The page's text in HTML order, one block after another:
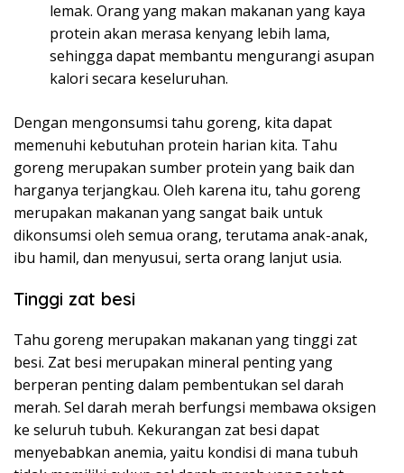
lemak. Orang yang makan makanan yang kaya
protein akan merasa kenyang lebih lama,
sehingga dapat membantu mengurangi asupan
kalori secara keseluruhan.
Dengan mengonsumsi tahu goreng, kita dapat
memenuhi kebutuhan protein harian kita. Tahu
goreng merupakan sumber protein yang baik dan
harganya terjangkau. Oleh karena itu, tahu goreng
merupakan makanan yang sangat baik untuk
dikonsumsi oleh semua orang, terutama anak-anak,
ibu hamil, dan menyusui, serta orang lanjut usia.
Tinggi zat besi
Tahu goreng merupakan makanan yang tinggi zat
besi. Zat besi merupakan mineral penting yang
berperan penting dalam pembentukan sel darah
merah. Sel darah merah berfungsi membawa oksigen
ke seluruh tubuh. Kekurangan zat besi dapat
menyebabkan anemia, yaitu kondisi di mana tubuh